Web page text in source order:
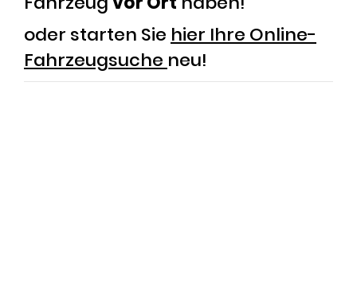
oder starten Sie hier Ihre Online-
Fahrzeugsuche neu!